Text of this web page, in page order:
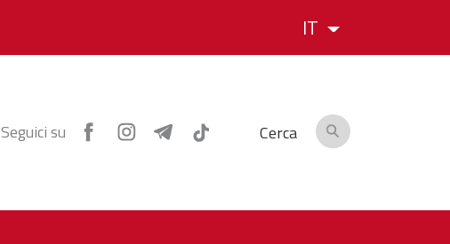
IT
Seguici su Cerca